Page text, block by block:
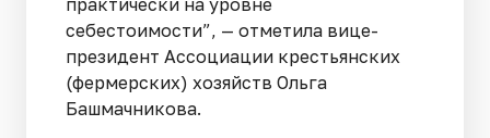
практически на уровне
себестоимости”, — отметила вице-
президент Ассоциации крестьянских
(фермерских) хозяйств Ольга
Башмачникова.